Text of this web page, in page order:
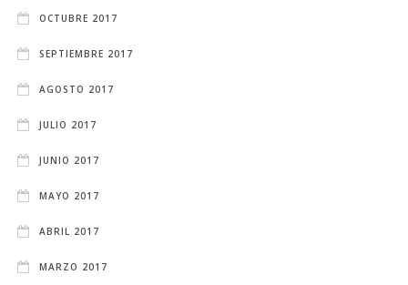
OCTUBRE 2017
SEPTIEMBRE 2017
AGOSTO 2017
JULIO 2017
JUNIO 2017
MAYO 2017
ABRIL 2017
MARZO 2017